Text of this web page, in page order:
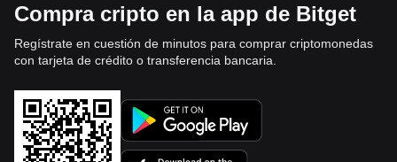
Compra cripto en la app de Bitget
Regístrate en cuestión de minutos para comprar criptomonedas
con tarjeta de crédito o transferencia bancaria.